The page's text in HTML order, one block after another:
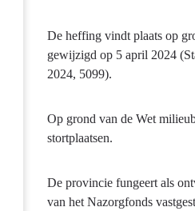
De heffing vindt plaats op
gewijzigd op 5 april 2024
2024, 5099).
Op grond van de Wet
stortplaatsen.
De provincie fungeert als
van het Nazorgfonds